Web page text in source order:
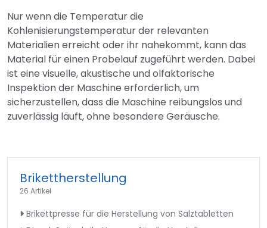
Nur wenn die Temperatur die
Kohlenisierungstemperatur der relevanten
Materialien erreicht oder ihr nahekommt, kann das
Material für einen Probelauf zugeführt werden. Dabei
ist eine visuelle, akustische und olfaktorische
Inspektion der Maschine erforderlich, um
sicherzustellen, dass die Maschine reibungslos und
zuverlässig läuft, ohne besondere Geräusche.
Brikettherstellung
26 Artikel
Brikettpresse für die Herstellung von Salztabletten